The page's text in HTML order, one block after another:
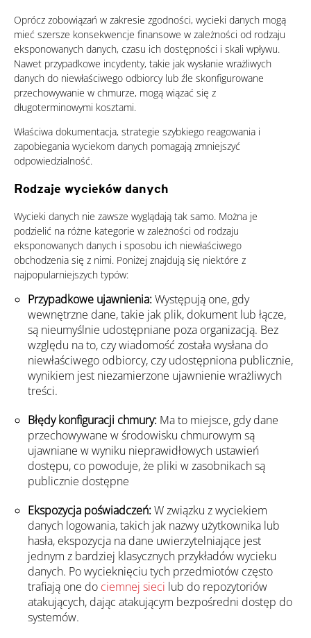
Oprócz zobowiązań w zakresie zgodności, wycieki danych mogą
mieć szersze konsekwencje finansowe w zależności od rodzaju
eksponowanych danych, czasu ich dostępności i skali wpływu.
Nawet przypadkowe incydenty, takie jak wysłanie wrażliwych
danych do niewłaściwego odbiorcy lub źle skonfigurowane
przechowywanie w chmurze, mogą wiązać się z
długoterminowymi kosztami.
Właściwa dokumentacja, strategie szybkiego reagowania i
zapobiegania wyciekom danych pomagają zmniejszyć
odpowiedzialność.
Rodzaje wycieków danych
Wycieki danych nie zawsze wyglądają tak samo. Można je
podzielić na różne kategorie w zależności od rodzaju
eksponowanych danych i sposobu ich niewłaściwego
obchodzenia się z nimi. Poniżej znajdują się niektóre z
najpopularniejszych typów:
Przypadkowe ujawnienia:Występują one, gdy
wewnętrzne dane, takie jak plik, dokument lub łącze,
są nieumyślnie udostępniane poza organizacją. Bez
względu na to, czy wiadomość została wysłana do
niewłaściwego odbiorcy, czy udostępniona publicznie,
wynikiem jest niezamierzone ujawnienie wrażliwych
treści.
Błędy konfiguracji chmury: Ma to miejsce, gdy dane
przechowywane w środowisku chmurowym są
ujawniane w wyniku nieprawidłowych ustawień
dostępu, co powoduje, że pliki w zasobnikach są
publicznie dostępne
Ekspozycja poświadczeń:W związku z wyciekiem
danych logowania, takich jak nazwy użytkownika lub
hasła, ekspozycja na dane uwierzytelniające jest
jednym z bardziej klasycznych przykładów wycieku
danych. Po wycieknięciu tych przedmiotów często
trafiają one do ciemnej sieci lub do repozytoriów
atakujących, dając atakującym bezpośredni dostęp do
systemów.